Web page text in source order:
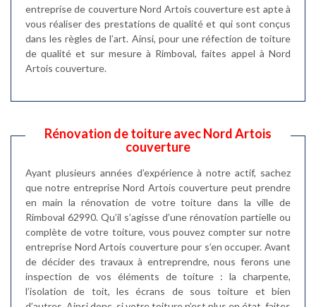
entreprise de couverture Nord Artois couverture est apte à
vous réaliser des prestations de qualité et qui sont conçus
dans les règles de l’art. Ainsi, pour une réfection de toiture
de qualité et sur mesure à Rimboval, faites appel à Nord
Artois couverture.
Rénovation de toiture avec Nord Artois
couverture
Ayant plusieurs années d’expérience à notre actif, sachez
que notre entreprise Nord Artois couverture peut prendre
en main la rénovation de votre toiture dans la ville de
Rimboval 62990. Qu’il s’agisse d’une rénovation partielle ou
complète de votre toiture, vous pouvez compter sur notre
entreprise Nord Artois couverture pour s’en occuper. Avant
de décider des travaux à entreprendre, nous ferons une
inspection de vos éléments de toiture : la charpente,
l’isolation de toit, les écrans de sous toiture et bien